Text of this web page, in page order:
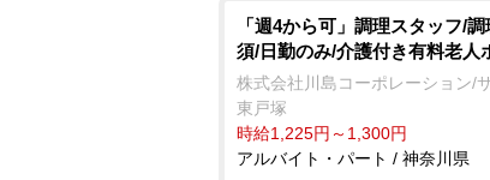
「週4から可」調理スタッフ/
須/日勤のみ/介護付き有料老人
株式会社川島コーポレーション/
東戸塚
時給1,225円～1,300円
アルバイト・パート / 神奈川県